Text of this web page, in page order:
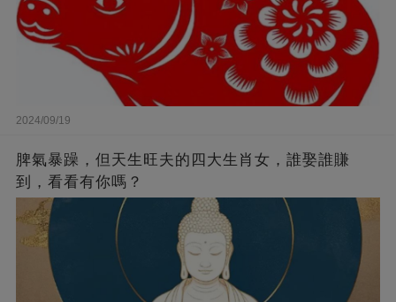
2024/09/19
脾氣暴躁，但天生旺夫的四大生肖女，誰娶誰賺
到，看看有你嗎？